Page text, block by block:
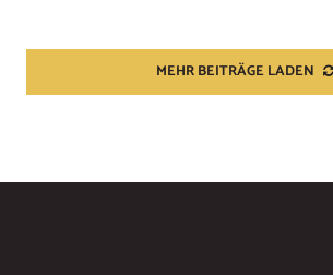
MEHR BEITRÄGE LADEN